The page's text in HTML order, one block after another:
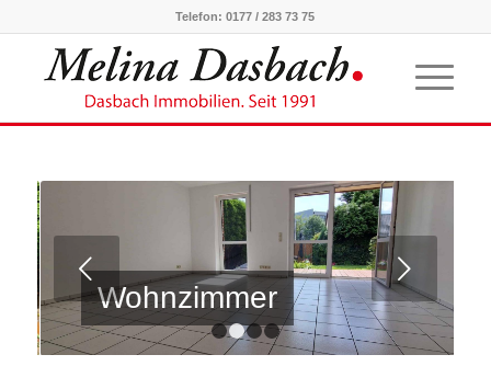
Telefon:0177 / 283 73 75
Wohnzimmer
Weiter
1 2 3 4